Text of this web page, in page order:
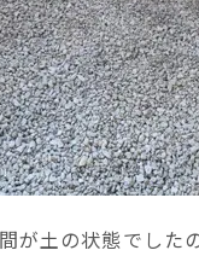
が土の状態でした